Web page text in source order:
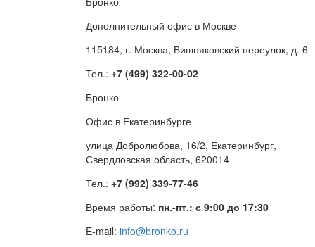
Дополнительный офис в Москве
115184, г. Москва, Вишняковский переулок, д. 6
Тел.: +7 (499) 322-00-02
Бронко
Офис в Екатеринбурге
улица Добролюбова, 16/2, Екатеринбург,
Свердловская область, 620014
Тел.: +7 (992) 339-77-46
Время работы: пн.-пт.: с 9:00 до 17:30
E-mail: info@bronko.ru